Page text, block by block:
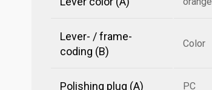
Lever- / frame-
coding (B)
Color
Polishing plug (A) PC